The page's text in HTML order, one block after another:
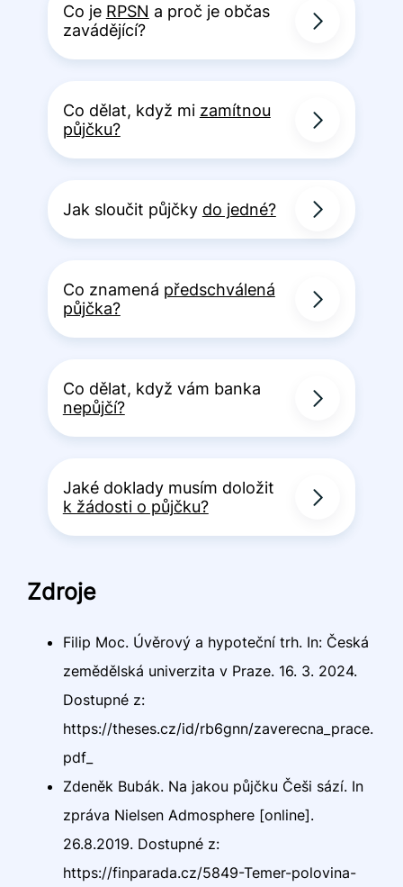
Co je RPSN a proč je občas
zavádějící?
Co dělat, když mi zamítnou
půjčku?
Jak sloučit půjčky do jedné?
Co znamená předschválená
půjčka?
Co dělat, když vám banka
nepůjčí?
Jaké doklady musím doložit
k žádosti o půjčku?
Zdroje
Filip Moc. Úvěrový a hypoteční trh. In: Česká
zemědělská univerzita v Praze. 16. 3. 2024.
Dostupné z:
https://theses.cz/id/rb6gnn/zaverecna_prace.
pdf_
Zdeněk Bubák. Na jakou půjčku Češi sází. In
zpráva Nielsen Admosphere [online].
26.8.2019. Dostupné z:
https://finparada.cz/5849-Temer-polovina-